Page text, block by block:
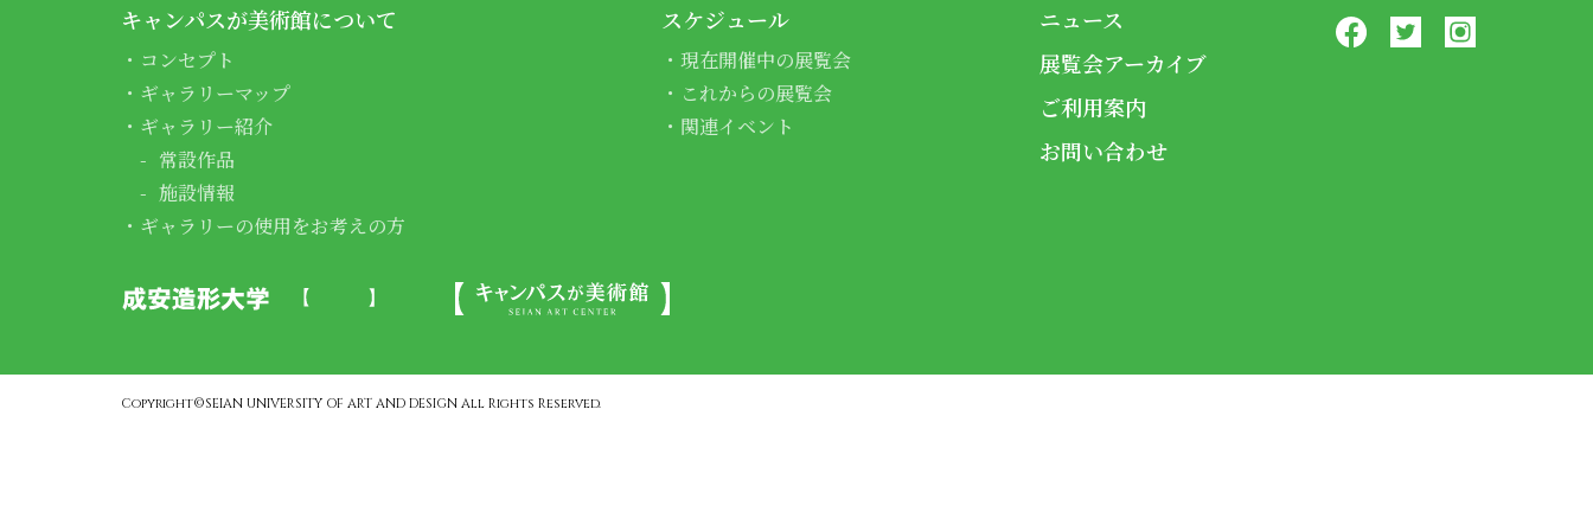
キャンパスが美術館について
コンセプト
ギャラリーマップ
ギャラリー紹介
常設作品
施設情報
ギャラリーの使用をお考えの方
スケジュール
現在開催中の展覧会
これからの展覧会
関連イベント
ニュース
展覧会アーカイブ
ご利用案内
お問い合わせ
Copyright©SEIAN UNIVERSITY OF ART AND DESIGN All Rights Reserved.